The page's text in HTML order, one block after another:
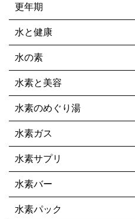
更年期
水と健康
水の素
水素と美容
水素のめぐり湯
水素ガス
水素サプリ
水素バー
水素パック